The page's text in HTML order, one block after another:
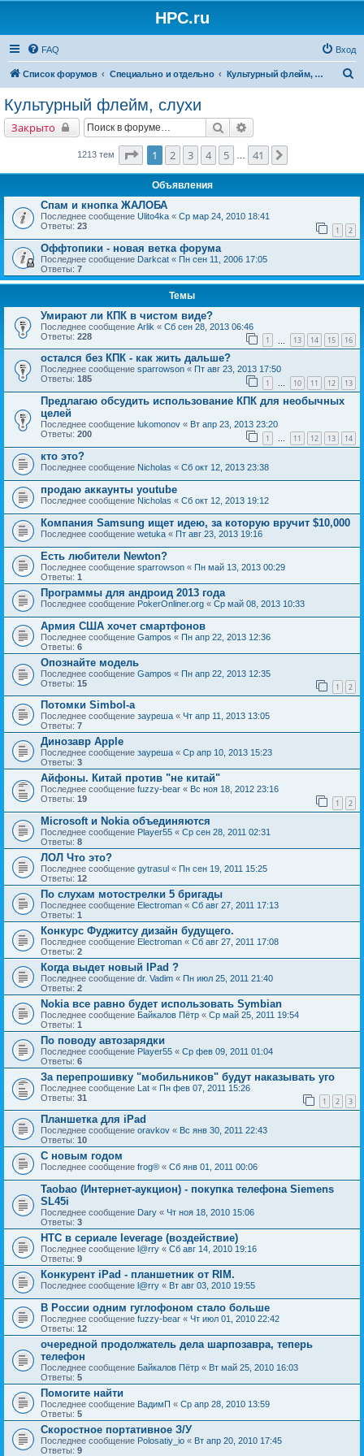
HPC.ru
FAQ Вход
Список форумов Специально и отдельно Культурный флейм, слухи
Культурный флейм, слухи
Закрыто Поиск
1213 тем Страница1 из
1 2 3 4 5 41
Объявления
Спам и кнопка ЖАЛОБА
Последнее сообщение Ulito4ka « Ср мар 24, 2010 18:41
Ответы: 23 1 2
Оффтопики - новая ветка форума
Последнее сообщение Darkcat « Пн сен 11, 2006 17:05
Ответы: 7
Темы
Умирают ли КПК в чистом виде?
Последнее сообщение Arlik « Сб сен 28, 2013 06:46
Ответы: 228 1 13 14 15 16
остался без КПК - как жить дальше?
Последнее сообщение sparrowson « Пт авг 23, 2013 17:50
Ответы: 185 1 … 10 11 12 13
Предлагаю обсудить использование КПК для необычных
целей
Последнее сообщение lukomonov « Вт апр 23, 2013 23:20
Ответы: 200 1 … 11 12 13 14
кто это?
Последнее сообщение Nicholas « Сб окт 12, 2013 23:38
продаю аккаунты youtube
Последнее сообщение Nicholas « Сб окт 12, 2013 19:12
Компания Samsung ищет идею, за которую вручит $10,000
Последнее сообщение wetuka « Пт авг 23, 2013 19:16
Есть любители Newton?
Последнее сообщение sparrowson « Пн май 13, 2013 00:29
Ответы: 1
Программы для андроид 2013 года
Последнее сообщение PokerOnliner.org « Ср май 08, 2013 10:33
Армия США хочет смартфонов
Последнее сообщение Gampos « Пн апр 22, 2013 12:36
Ответы: 6
Опознайте модель
Последнее сообщение Gampos « Пн апр 22, 2013 12:35
Ответы: 15 1 2
Потомки Simbol-a
Последнее сообщение зауреша « Чт апр 11, 2013 13:05
Ответы: 7
Динозавр Apple
Последнее сообщение зауреша « Ср апр 10, 2013 15:23
Ответы: 3
Айфоны. Китай против "не китай"
Последнее сообщение fuzzy-bear « Вс ноя 18, 2012 23:16
Ответы: 19 1 2
Microsoft и Nokia объединяются
Последнее сообщение Player55 « Ср сен 28, 2011 02:31
Ответы: 8
ЛОЛ Что это?
Последнее сообщение gytrasul « Пн сен 19, 2011 15:25
Ответы: 12
По слухам мотострелки 5 бригады
Последнее сообщение Electroman « Сб авг 27, 2011 17:13
Ответы: 1
Конкурс Фуджитсу дизайн будущего.
Последнее сообщение Electroman « Сб авг 27, 2011 17:08
Ответы: 2
Когда выдет новый IPad ?
Последнее сообщение dr. Vadim « Пн июл 25, 2011 21:40
Ответы: 2
Nokia все равно будет использовать Symbian
Последнее сообщение Байкалов Пётр « Ср май 25, 2011 19:54
Ответы: 1
По поводу автозарядки
Последнее сообщение Player55 « Ср фев 09, 2011 01:04
Ответы: 6
За перепрошивку "мобильников" будут наказывать уго
Последнее сообщение Lat « Пн фев 07, 2011 15:26
Ответы: 31 1 2 3
Планшетка для iPad
Последнее сообщение oravkov « Вс янв 30, 2011 22:43
Ответы: 10
С новым годом
Последнее сообщение frog® « Сб янв 01, 2011 00:06
Taobao (Интернет-аукцион) - покупка телефона Siemens
SL45i
Последнее сообщение Dary « Чт ноя 18, 2010 15:06
Ответы: 3
HTC в сериале leverage (воздействие)
Последнее сообщение l@rry « Сб авг 14, 2010 19:16
Ответы: 9
Конкурент iPad - планшетник от RIM.
Последнее сообщение l@rry « Вт авг 03, 2010 19:55
В России одним гуглофоном стало больше
Последнее сообщение fuzzy-bear « Чт июл 01, 2010 22:42
Ответы: 12
очередной продолжатель дела шарпозавра, теперь
телефон
Последнее сообщение Байкалов Пётр « Вт май 25, 2010 16:03
Ответы: 5
Помогите найти
Последнее сообщение ВадимП « Ср апр 28, 2010 13:59
Ответы: 5
Скоростное портативное З/У
Последнее сообщение Polosatiy_io « Вт апр 20, 2010 17:45
Ответы: 9